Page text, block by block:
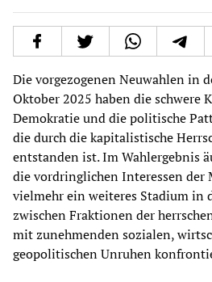
Die vorgezogenen Neuwahlen in
Oktober 2025 haben die schwere
Demokratie und die politische
die durch die kapitalistische
entstanden ist. Im Wahlergebnis
die vordringlichen Interessen der
vielmehr ein weiteres Stadium in
zwischen Fraktionen der
mit zunehmenden sozialen,
geopolitischen Unruhen